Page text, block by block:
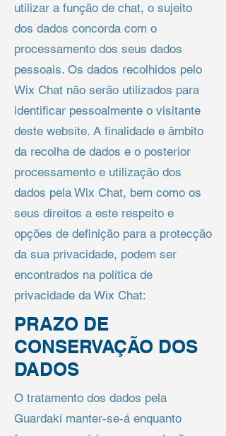
utilizar a função de chat, o sujeito
dos dados concorda com o
processamento dos seus dados
pessoais. Os dados recolhidos pelo
Wix Chat não serão utilizados para
identificar pessoalmente o visitante
deste website. A finalidade e âmbito
da recolha de dados e o posterior
processamento e utilização dos
dados pela Wix Chat, bem como os
seus direitos a este respeito e
opções de definição para a protecção
da sua privacidade, podem ser
encontrados na política de
privacidade da Wix Chat:
PRAZO DE
CONSERVAÇÃO DOS
DADOS
O tratamento dos dados pela
Guardakí manter-se-á enquanto